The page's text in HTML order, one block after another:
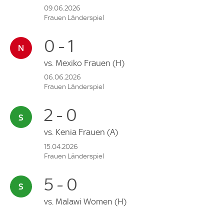
09.06.2026
Frauen Länderspiel
0 - 1
vs. Mexiko Frauen (H)
06.06.2026
Frauen Länderspiel
2 - 0
vs. Kenia Frauen (A)
15.04.2026
Frauen Länderspiel
5 - 0
vs. Malawi Women (H)